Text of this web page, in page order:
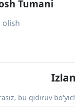
Tumani
olish
bu qidiruv